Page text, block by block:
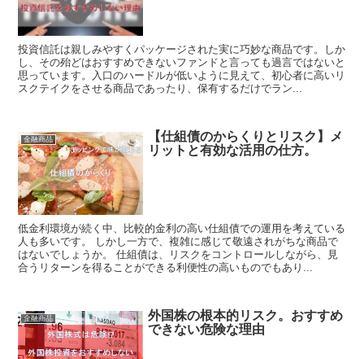
投資信託は親しみやすくパッケージされた実に巧妙な商品です。しか
し、その殆どはおすすめできないファンドと言っても過言ではないと
思っています。入口のハードルが低いように見えて、初心者に高いリ
スクテイクをさせる商品であったり、保有するだけでラン...
金融商品
【仕組債のからくりとリスク】メ
リットと有効な活用の仕方。
低金利環境が続く中、比較的金利の高い仕組債での運用を考えている
人も多いです。 しかし一方で、複雑に感じて敬遠されがちな商品で
はないでしょうか。 仕組債は、リスクをコントロールしながら、見
合うリターンを得ることができる利便性の高いものでもあり...
金融商品
外国株の根本的リスク。おすすめ
できない危険な理由